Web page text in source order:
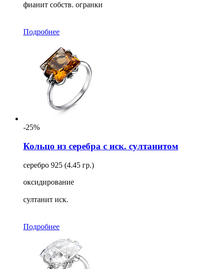
фианит собств. огранки
Подробнее
-25%
Кольцо из серебра с иск. султанитом
серебро 925 (4.45 гр.)
оксидирование
султанит иск.
Подробнее